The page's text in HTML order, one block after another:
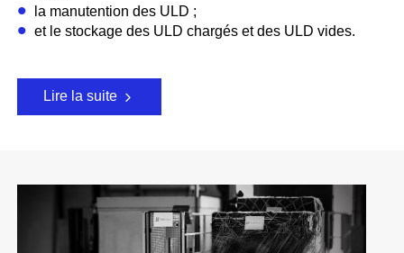
la manutention des ULD ;
et le stockage des ULD chargés et des ULD vides.
Lire la suite